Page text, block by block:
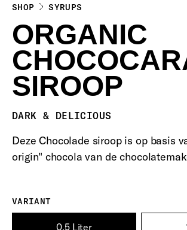
SHOP SYRUPS
ORGANIC
SIROOP
DARK & DELICIOUS
Deze Chocolade siroop is op basis
origin" chocola van de
VARIANT
0.5 Liter